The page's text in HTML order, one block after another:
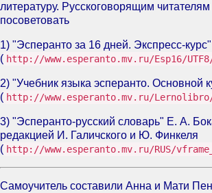
литературу. Русскоговорящим
посоветовать
1) "Эсперанто за 16 дней. Экспресс-
( http://www.esperanto.mv.ru/Esp16/
2) "Учебник языка эсперанто. Основной
( http://www.esperanto.mv.ru/
3) "Эсперанто-русский словарь" Е. А.
редакцией И. Галичского и Ю. Финкеля
( http://www.esperanto.mv.ru/RUS/
Самоучитель составили Анна и Мати